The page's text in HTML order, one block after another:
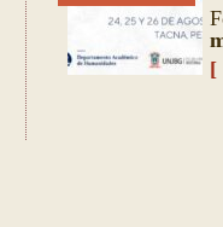
[